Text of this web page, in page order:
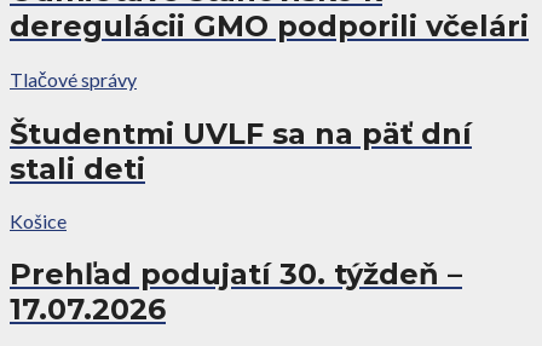
deregulácii GMO podporili včelári
Tlačové správy
Študentmi UVLF sa na päť dní
stali deti
Košice
Prehľad podujatí 30. týždeň –
17.07.2026